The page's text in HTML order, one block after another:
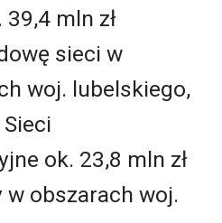
mln zł
sieci w
woj. lubelskiego,
ok. 23,8 mln zł
w obszarach woj.